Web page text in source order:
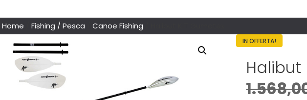
Home Fishing / Pesca Canoe Fishing
IN OFFERTA!
Halibut